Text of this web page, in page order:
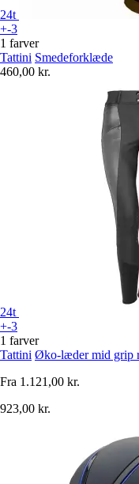
24t
+-3
1 farver
Tattini Smedeforklæde
460,00 kr.
24t
+-3
1 farver
Tattini Øko-læder mid grip
Fra 1.121,00 kr.
923,00 kr.